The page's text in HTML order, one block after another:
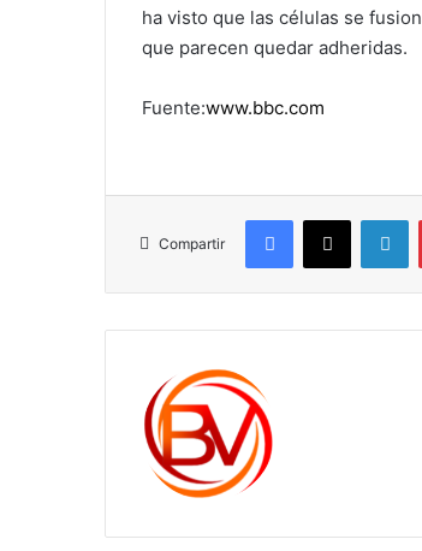
ha visto que las células se
que parecen quedar adheridas.
Fuente:www.bbc.com
Compartir
Facebook
X